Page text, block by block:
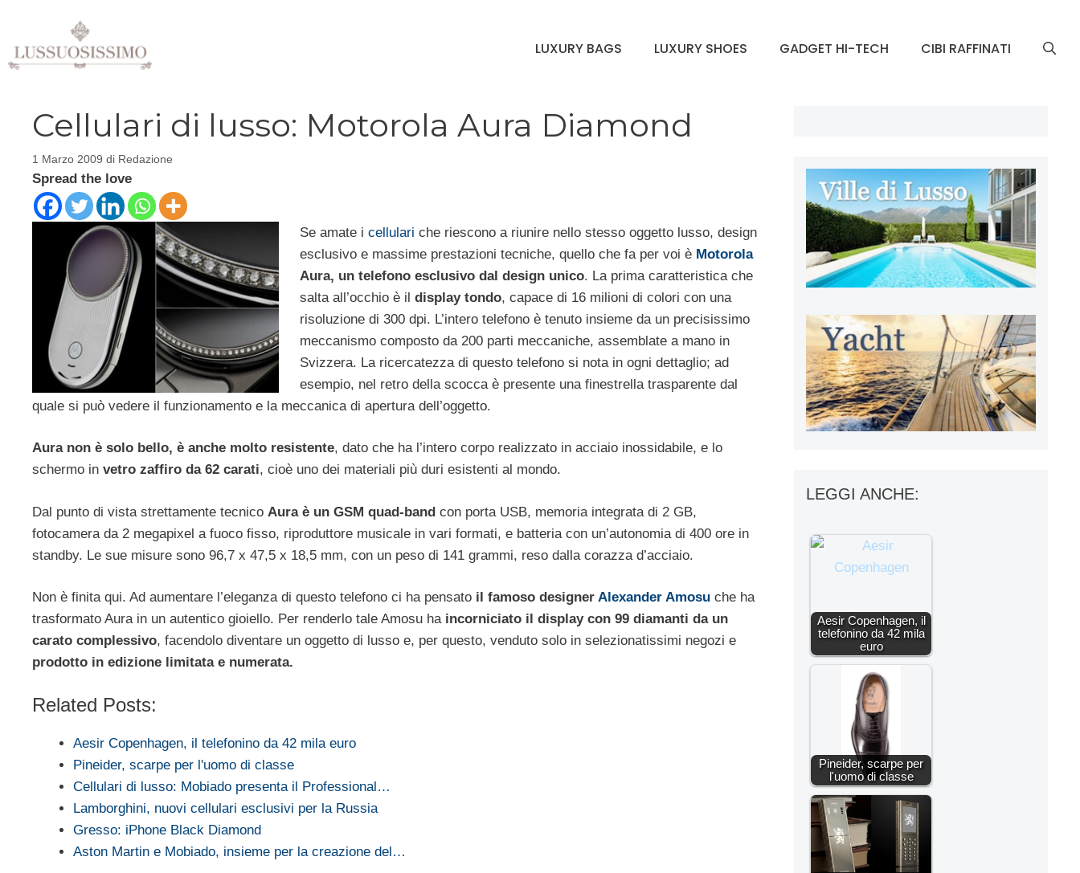
contenuto
LUXURY BAGS LUXURY SHOES GADGET HI-TECH CIBI RAFFINATI
Cellulari di lusso: Motorola Aura Diamond
1 Marzo 2009 di Redazione
Spread the love
Se amate i cellulari che riescono a riunire nello stesso oggetto lusso, design
esclusivo e massime prestazioni tecniche, quello che fa per voi è Motorola
Aura, un telefono esclusivo dal design unico. La prima caratteristica che
salta all’occhio è il display tondo, capace di 16 milioni di colori con una
risoluzione di 300 dpi. L’intero telefono è tenuto insieme da un precisissimo
meccanismo composto da 200 parti meccaniche, assemblate a mano in
Svizzera. La ricercatezza di questo telefono si nota in ogni dettaglio; ad
esempio, nel retro della scocca è presente una finestrella trasparente dal
quale si può vedere il funzionamento e la meccanica di apertura dell’oggetto.
Aura non è solo bello, è anche molto resistente, dato che ha l’intero corpo realizzato in acciaio inossidabile, e lo
schermo in vetro zaffiro da 62 carati, cioè uno dei materiali più duri esistenti al mondo.
Dal punto di vista strettamente tecnico Aura è un GSM quad-band con porta USB, memoria integrata di 2 GB,
fotocamera da 2 megapixel a fuoco fisso, riproduttore musicale in vari formati, e batteria con un’autonomia di 400 ore in
standby. Le sue misure sono 96,7 x 47,5 x 18,5 mm, con un peso di 141 grammi, reso dalla corazza d’acciaio.
Non è finita qui. Ad aumentare l’eleganza di questo telefono ci ha pensato il famoso designer Alexander Amosu che ha
trasformato Aura in un autentico gioiello. Per renderlo tale Amosu ha incorniciato il display con 99 diamanti da un
carato complessivo, facendolo diventare un oggetto di lusso e, per questo, venduto solo in selezionatissimi negozi e
prodotto in edizione limitata e numerata.
Related Posts:
Aesir Copenhagen, il telefonino da 42 mila euro
Pineider, scarpe per l'uomo di classe
Cellulari di lusso: Mobiado presenta il Professional…
Lamborghini, nuovi cellulari esclusivi per la Russia
Gresso: iPhone Black Diamond
Aston Martin e Mobiado, insieme per la creazione del…
LEGGI ANCHE:
Aesir Copenhagen, il
telefonino da 42 mila
euro
Pineider, scarpe per
l'uomo di classe